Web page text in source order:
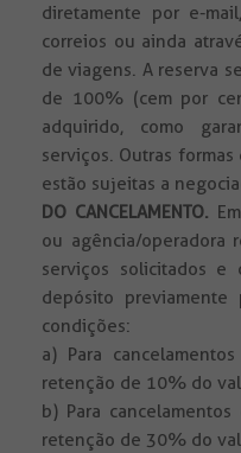
diretamente por e-
correios ou ainda
de viagens. A reserva
de 100% (cem por
adquirido, como
serviços. Outras
estão sujeitas a
DO CANCELAMENTO.
ou agência/operadora
serviços solicitados e
depósito
condições:
a) Para
retenção de 10% do
b) Para
retenção de 30% do